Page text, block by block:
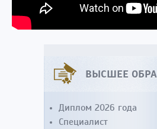
ВЫСШЕЕ
Диплом 2026 года
Специалист